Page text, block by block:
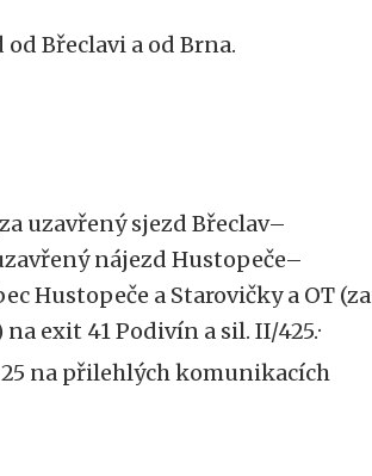
Břeclavi a od Brna.
uzavřený sjezd Břeclav–
nájezd Hustopeče–
Hustopeče a Starovičky a OT (za
exit 41 Podivín a sil. II/425.·
na přilehlých komunikacích